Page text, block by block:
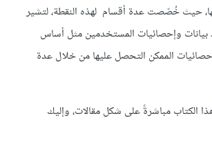
حيث خُصّصت عدة أقسام لهذه النقطة، لتشير
بيانات وإحصائيات المستخدمين مثل أساس
الممكن التحصل عليها من خلال عدة
الكتاب مباشرةً على شكل مقالات، وإليك